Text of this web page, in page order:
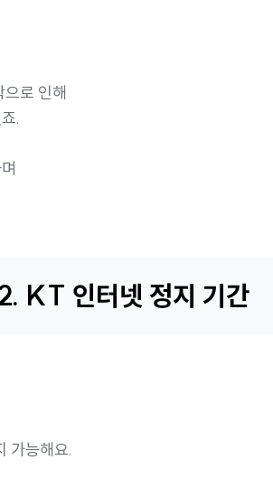
로 인해
.
KT 인터넷 정지 기간
가능해요.